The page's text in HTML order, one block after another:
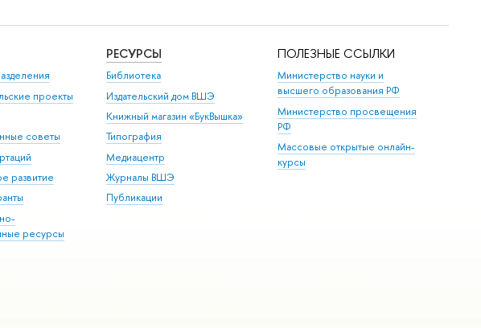
проекты
советы
развитие
ресурсы
РЕСУРСЫ
Библиотека
Издательский дом ВШЭ
Книжный магазин «БукВышка»
Типография
Медиацентр
Журналы ВШЭ
Публикации
ПОЛЕЗНЫЕ ССЫЛКИ
Министерство науки и
высшего образования РФ
Министерство просвещения
РФ
Массовые открытые онлайн-
курсы